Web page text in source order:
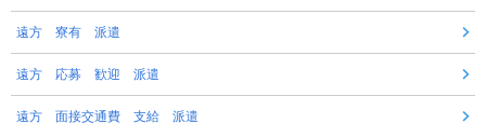
遠方 寮有 派遣
遠方 応募 歓迎 派遣
遠方 面接交通費 支給 派遣